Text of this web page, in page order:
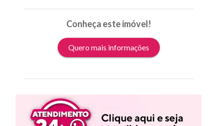
Conheça este imóvel!
Quero mais informações